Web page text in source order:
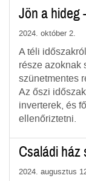
Jön a hideg
2024. október 2.
A téli
része azoknak
szünetmentes
Az őszi
inverterek, és
ellenőriztetni.
Családi ház
2024. augusztus